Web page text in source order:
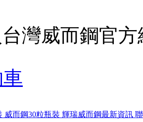
灣威而鋼官方
威而鋼30粒瓶裝 輝瑞威而鋼最新資訊